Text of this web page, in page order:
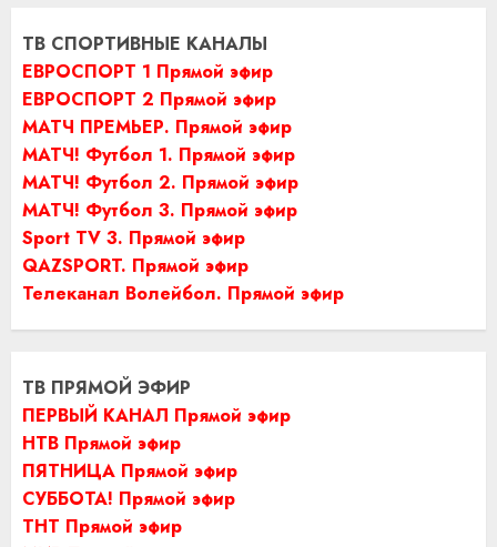
ТВ СПОРТИВНЫЕ КАНАЛЫ
ЕВРОСПОРТ 1 Прямой эфир
ЕВРОСПОРТ 2 Прямой эфир
МАТЧ ПРЕМЬЕР. Прямой эфир
МАТЧ! Футбол 1. Прямой эфир
МАТЧ! Футбол 2. Прямой эфир
МАТЧ! Футбол 3. Прямой эфир
Sport TV 3. Прямой эфир
QAZSPORT. Прямой эфир
Телеканал Волейбол. Прямой эфир
ТВ ПРЯМОЙ ЭФИР
ПЕРВЫЙ КАНАЛ Прямой эфир
НТВ Прямой эфир
ПЯТНИЦА Прямой эфир
СУББОТА! Прямой эфир
ТНТ Прямой эфир